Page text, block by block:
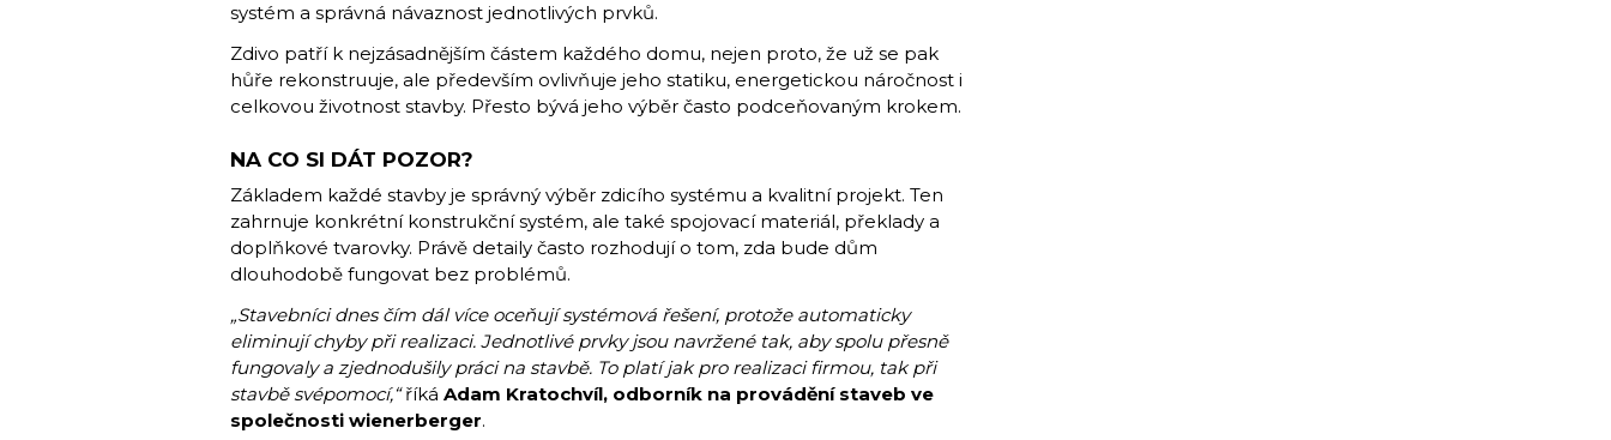
systém a správná návaznost jednotlivých prvků.
Zdivo patří k nejzásadnějším částem každého domu, nejen proto, že už se pak
hůře rekonstruuje, ale především ovlivňuje jeho statiku, energetickou náročnost i
celkovou životnost stavby. Přesto bývá jeho výběr často podceňovaným krokem.
NA CO SI DÁT POZOR?
Základem každé stavby je správný výběr zdicího systému a kvalitní projekt. Ten
zahrnuje konkrétní konstrukční systém, ale také spojovací materiál, překlady a
doplňkové tvarovky. Právě detaily často rozhodují o tom, zda bude dům
dlouhodobě fungovat bez problémů.
„Stavebníci dnes čím dál více oceňují systémová řešení, protože automaticky
eliminují chyby při realizaci. Jednotlivé prvky jsou navržené tak, aby spolu přesně
fungovaly a zjednodušily práci na stavbě. To platí jak pro realizaci firmou, tak při
stavbě svépomocí,“říká Adam Kratochvíl, odborník na provádění staveb ve
společnosti wienerberger.